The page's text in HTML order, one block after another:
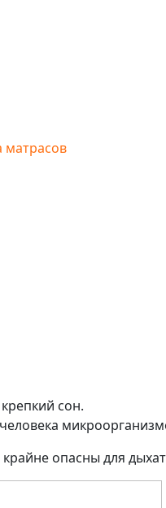
матрасов
сон.
опасны для